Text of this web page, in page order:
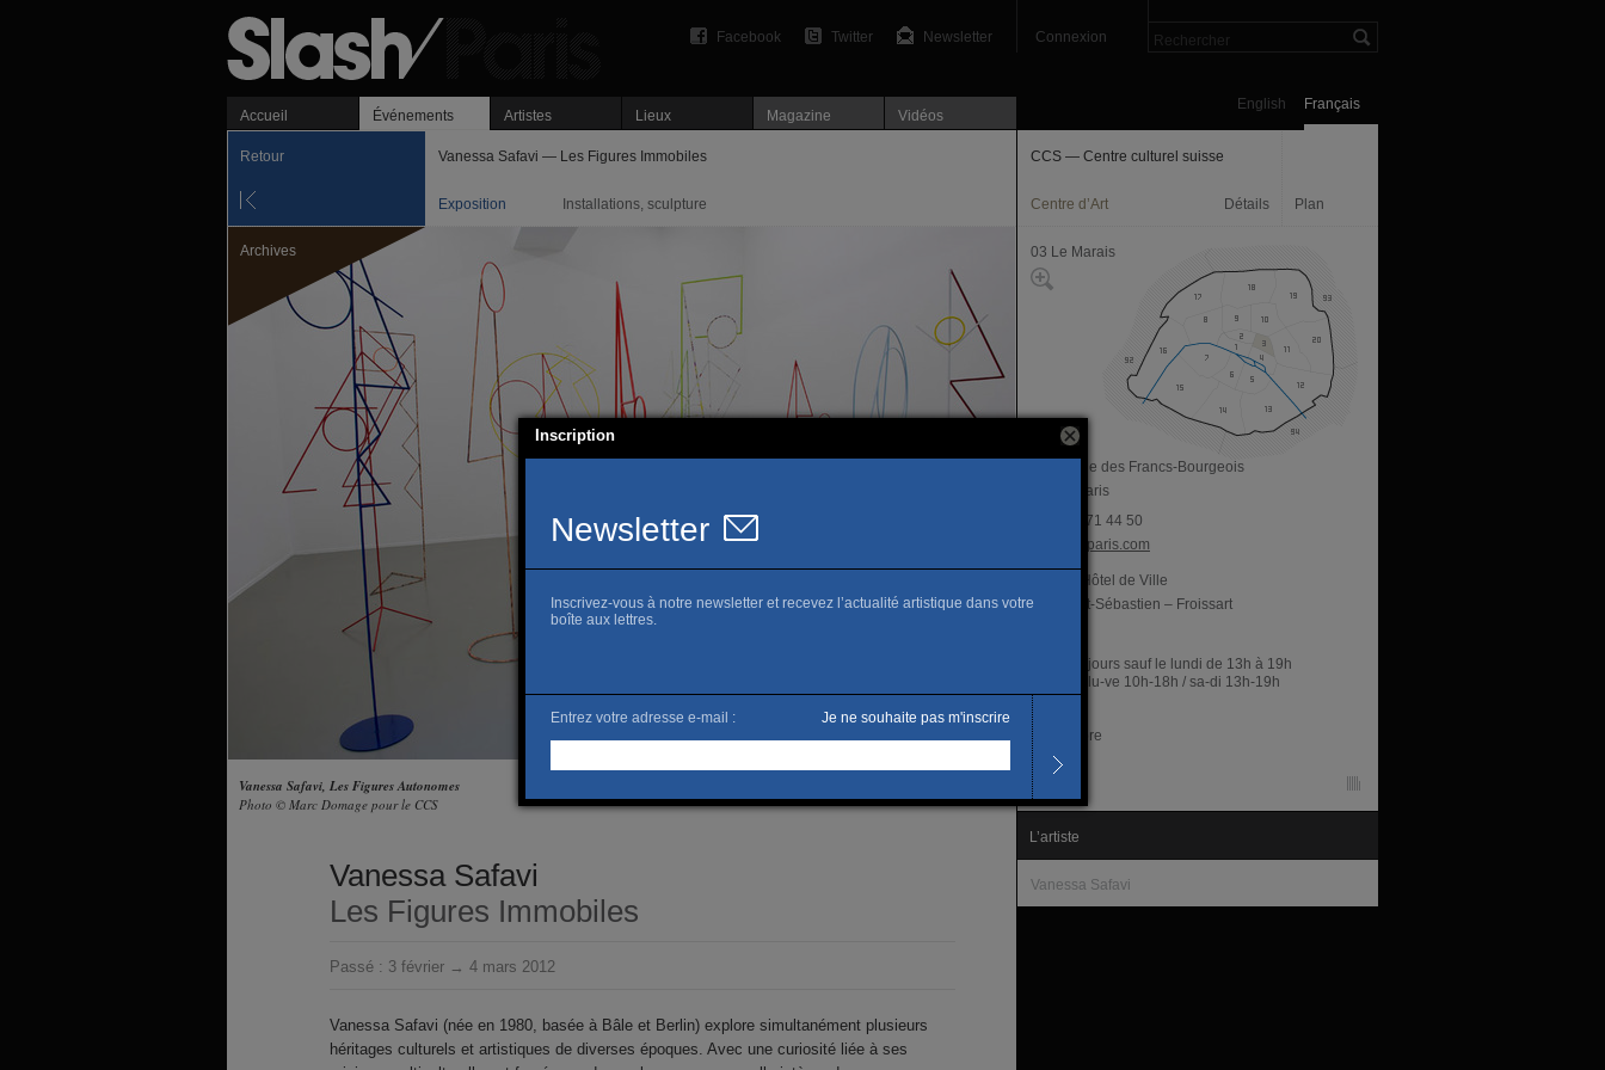
Connexion
Newsletter
Twitter
Facebook
Français
English
Accueil Événements Artistes Lieux Magazine Vidéos
Retour Vanessa Safavi — Les Figures Immobiles
Exposition Installations, sculpture
Archives
Vanessa Safavi, Les Figures Autonomes
Photo © Marc Domage pour le CCS
Vanessa Safavi
Les Figures Immobiles
Passé : 3 février → 4 mars 2012
Vanessa Safavi (née en 1980, basée à Bâle et Berlin) explore simultanément plusieurs
héritages culturels et artistiques de diverses époques. Avec une curiosité liée à ses
CCS — Centre culturel suisse
Centre d’Art Détails Plan
03 Le Marais
32-38, rue des Francs-Bourgeois
75003 Paris
T. 01 42 71 44 50
www.ccsparis.com
Hôtel de Ville
Saint-Sébastien – Froissart
Tous les jours sauf le lundi de 13h à 19h
Librairie lu-ve 10h-18h / sa-di 13h-19h
Tarifs
Accès libre
L’artiste
Vanessa Safavi
Inscription